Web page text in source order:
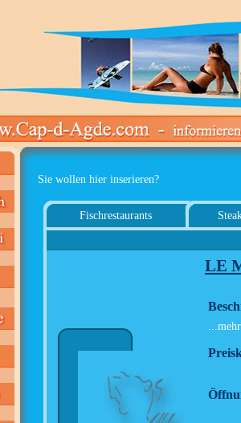
Sie wollen hier inserieren?
Fischrestaurants
LE
...mehr